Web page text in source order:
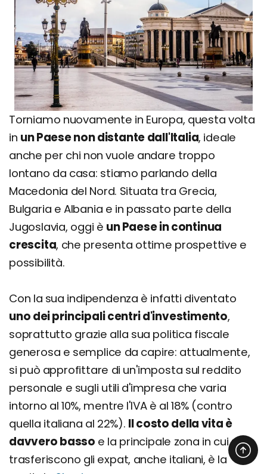
Torniamo nuovamente in Europa, questa volta
in un Paese non distante dall'Italia, ideale
anche per chi non vuole andare troppo
lontano da casa: stiamo parlando della
Macedonia del Nord. Situata tra Grecia,
Bulgaria e Albania e in passato parte della
Jugoslavia, oggi è un Paese in continua
crescita, che presenta ottime prospettive e
possibilità.
Con la sua indipendenza è infatti diventato
uno dei principali centri d'investimento,
soprattutto grazie alla sua politica fiscale
generosa e semplice da capire: attualmente,
si può approfittare di un'imposta sul reddito
personale e sugli utili d'impresa che varia
intorno al 10%, mentre l'IVA è al 18% (contro
quella italiana al 22%). Il costo della vita è
davvero basso e la principale zona in cui si
trasferiscono gli expat, anche italiani, è la